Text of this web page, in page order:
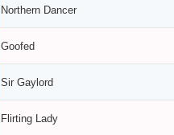
Northern Dancer
Goofed
Sir Gaylord
Flirting Lady